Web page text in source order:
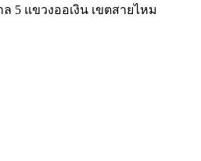
5 แขวงออเงิน เขตสายไหม